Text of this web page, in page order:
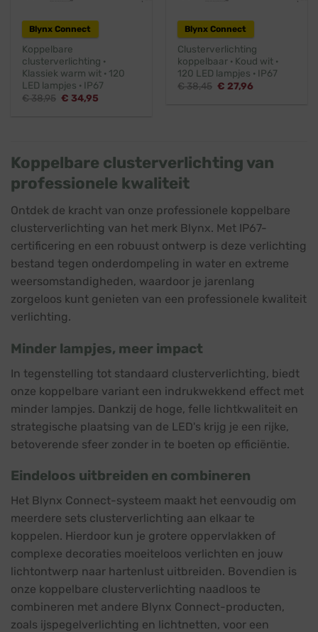
Blynx Connect
Koppelbare
clusterverlichting ·
Klassiek warm wit · 120
LED lampjes · IP67
€38,95 Oorspronkelijke
€ 34,95
Blynx Connect
Clusterverlichting
koppelbaar · Koud wit ·
120 LED lampjes · IP67
€38,45 Oorspronkelijke
€ 27,96Huidige
Koppelbare clusterverlichting van
professionele kwaliteit
Ontdek de kracht van onze professionele koppelbare
clusterverlichting van het merk Blynx. Met IP67-
certificering en een robuust ontwerp is deze verlichting
bestand tegen onderdompeling in water en extreme
weersomstandigheden, waardoor je jarenlang
zorgeloos kunt genieten van een professionele kwaliteit
verlichting.
Minder lampjes, meer impact
In tegenstelling tot standaard clusterverlichting, biedt
onze koppelbare variant een indrukwekkend effect met
minder lampjes. Dankzij de hoge, felle lichtkwaliteit en
strategische plaatsing van de LED's krijg je een rijke,
betoverende sfeer zonder in te boeten op efficiëntie.
Eindeloos uitbreiden en combineren
Het Blynx Connect-systeem maakt het eenvoudig om
meerdere sets clusterverlichting aan elkaar te
koppelen. Hierdoor kun je grotere oppervlakken of
complexe decoraties moeiteloos verlichten en jouw
lichtontwerp naar hartenlust uitbreiden. Bovendien is
onze koppelbare clusterverlichting naadloos te
combineren met andere Blynx Connect-producten,
zoals ijspegelverlichting en lichtnetten, voor een